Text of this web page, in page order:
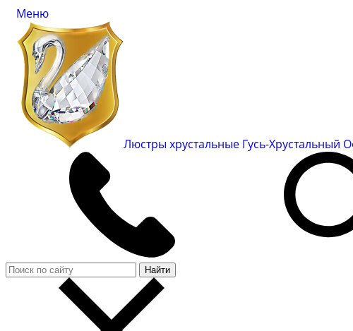
Меню
Люстры хрустальные Гусь-Хрустальный
Найти